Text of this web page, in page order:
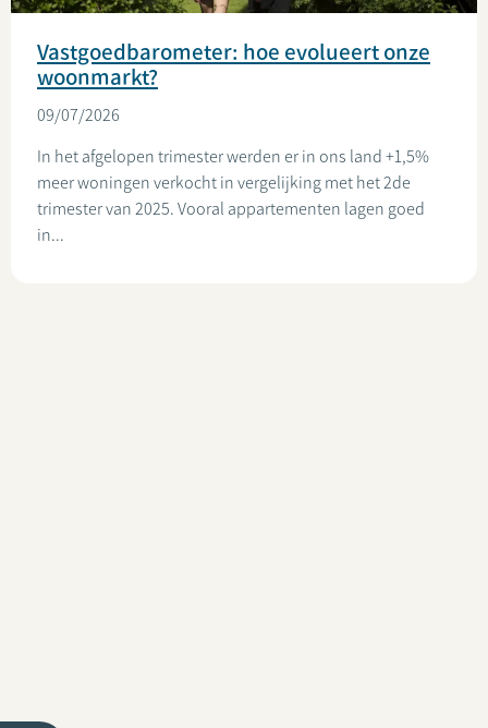
Vastgoedbarometer: hoe evolueert onze
woonmarkt?
09/07/2026
In het afgelopen trimester werden er in ons land +1,5%
meer woningen verkocht in vergelijking met het 2de
trimester van 2025. Vooral appartementen lagen goed
in...